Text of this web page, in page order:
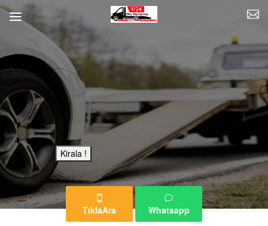
TıklaAra Whatsapp
Bu Reklam Sayfası Kiralıktır.
Kirala !